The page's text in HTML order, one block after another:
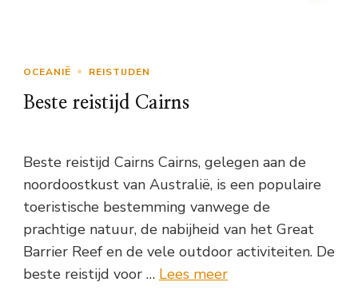
OCEANIË REISTIJDEN
Beste reistijd Cairns
Beste reistijd Cairns Cairns, gelegen aan de
noordoostkust van Australië, is een populaire
toeristische bestemming vanwege de
prachtige natuur, de nabijheid van het Great
Barrier Reef en de vele outdoor activiteiten. De
beste reistijd voor … Lees meer